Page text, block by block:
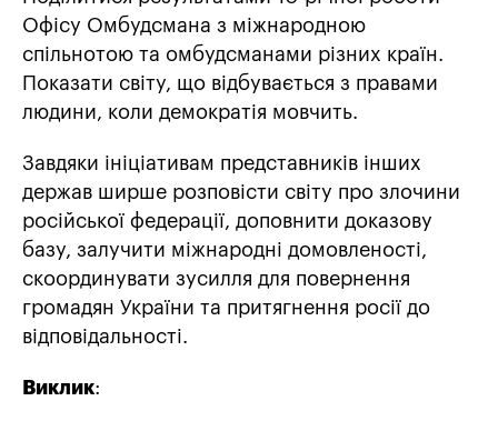
Офісу Омбудсмана з міжнародною
спільнотою та омбудсманами різних країн.
Показати світу, що відбувається з правами
людини, коли демократія мовчить.
Завдяки ініціативам представників інших
держав ширше розповісти світу про злочини
російської федерації, доповнити доказову
базу, залучити міжнародні домовленості,
скоординувати зусилля для повернення
громадян України та притягнення росії до
відповідальності.
Виклик: